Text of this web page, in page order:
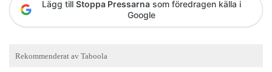
Lägg till Stoppa Pressarna som föredragen källa i
Google